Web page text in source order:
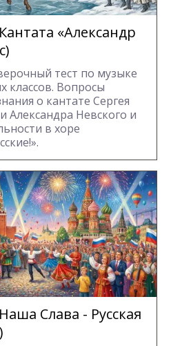
«Александр
тест по музыке
классов. Вопросы
о кантате Сергея
Александра Невского и
в хоре
Слава - Русская